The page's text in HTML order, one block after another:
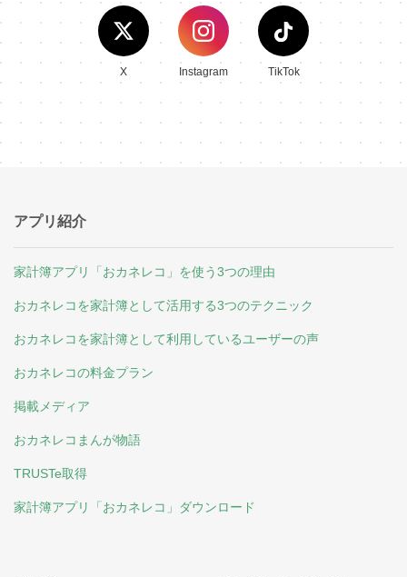
X Instagram TikTok
アプリ紹介
家計簿アプリ「おカネレコ」を使う3つの理由
おカネレコを家計簿として活用する3つのテクニック
おカネレコを家計簿として利用しているユーザーの声
おカネレコの料金プラン
掲載メディア
おカネレコまんが物語
TRUSTe取得
家計簿アプリ「おカネレコ」ダウンロード